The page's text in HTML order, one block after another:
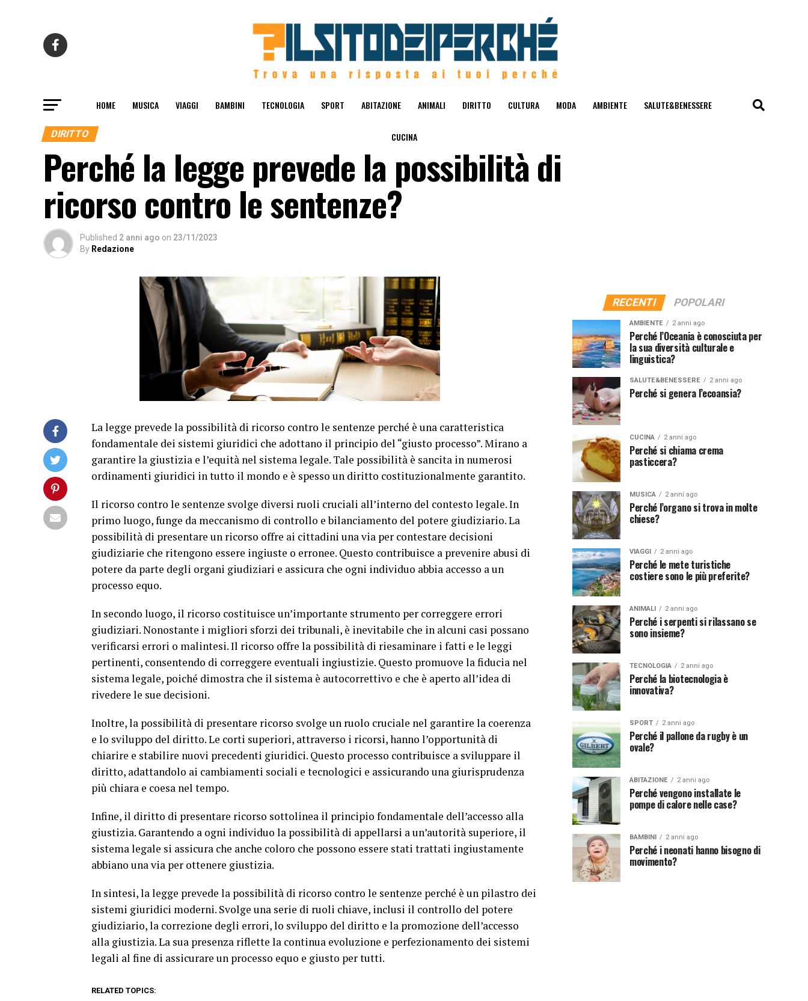
HOME MUSICA VIAGGI BAMBINI TECNOLOGIA SPORT ABITAZIONE ANIMALI DIRITTO CULTURA MODA AMBIENTE SALUTE&BENESSERE
CUCINA
DIRITTO
Perché la legge prevede la possibilità di
ricorso contro le sentenze?
Published 2 anni ago on 23/11/2023
By Redazione
La legge prevede la possibilità di ricorso contro le sentenze perché è una caratteristica
fondamentale dei sistemi giuridici che adottano il principio del “giusto processo”. Mirano a
garantire la giustizia e l’equità nel sistema legale. Tale possibilità è sancita in numerosi
ordinamenti giuridici in tutto il mondo e è spesso un diritto costituzionalmente garantito.
Il ricorso contro le sentenze svolge diversi ruoli cruciali all’interno del contesto legale. In
primo luogo, funge da meccanismo di controllo e bilanciamento del potere giudiziario. La
possibilità di presentare un ricorso offre ai cittadini una via per contestare decisioni
giudiziarie che ritengono essere ingiuste o erronee. Questo contribuisce a prevenire abusi di
potere da parte degli organi giudiziari e assicura che ogni individuo abbia accesso a un
processo equo.
In secondo luogo, il ricorso costituisce un’importante strumento per correggere errori
giudiziari. Nonostante i migliori sforzi dei tribunali, è inevitabile che in alcuni casi possano
verificarsi errori o malintesi. Il ricorso offre la possibilità di riesaminare i fatti e le leggi
pertinenti, consentendo di correggere eventuali ingiustizie. Questo promuove la fiducia nel
sistema legale, poiché dimostra che il sistema è autocorrettivo e che è aperto all’idea di
rivedere le sue decisioni.
Inoltre, la possibilità di presentare ricorso svolge un ruolo cruciale nel garantire la coerenza
e lo sviluppo del diritto. Le corti superiori, attraverso i ricorsi, hanno l’opportunità di
chiarire e stabilire nuovi precedenti giuridici. Questo processo contribuisce a sviluppare il
diritto, adattandolo ai cambiamenti sociali e tecnologici e assicurando una giurisprudenza
più chiara e coesa nel tempo.
Infine, il diritto di presentare ricorso sottolinea il principio fondamentale dell’accesso alla
giustizia. Garantendo a ogni individuo la possibilità di appellarsi a un’autorità superiore, il
sistema legale si assicura che anche coloro che possono essere stati trattati ingiustamente
abbiano una via per ottenere giustizia.
In sintesi, la legge prevede la possibilità di ricorso contro le sentenze perché è un pilastro dei
sistemi giuridici moderni. Svolge una serie di ruoli chiave, inclusi il controllo del potere
giudiziario, la correzione degli errori, lo sviluppo del diritto e la promozione dell’accesso
alla giustizia. La sua presenza riflette la continua evoluzione e perfezionamento dei sistemi
legali al fine di assicurare un processo equo e giusto per tutti.
RELATED TOPICS:
RECENTI POPOLARI
AMBIENTE 2 anni ago
Perché l’Oceania è conosciuta per
la sua diversità culturale e
linguistica?
SALUTE&BENESSERE 2 anni ago
Perché si genera l’ecoansia?
CUCINA 2 anni ago
Perché si chiama crema
pasticcera?
MUSICA 2 anni ago
Perché l’organo si trova in molte
chiese?
VIAGGI 2 anni ago
Perché le mete turistiche
costiere sono le più preferite?
ANIMALI 2 anni ago
Perché i serpenti si rilassano se
sono insieme?
TECNOLOGIA 2 anni ago
Perché la biotecnologia è
innovativa?
SPORT 2 anni ago
Perché il pallone da rugby è un
ovale?
ABITAZIONE 2 anni ago
Perché vengono installate le
pompe di calore nelle case?
BAMBINI 2 anni ago
Perché i neonati hanno bisogno di
movimento?